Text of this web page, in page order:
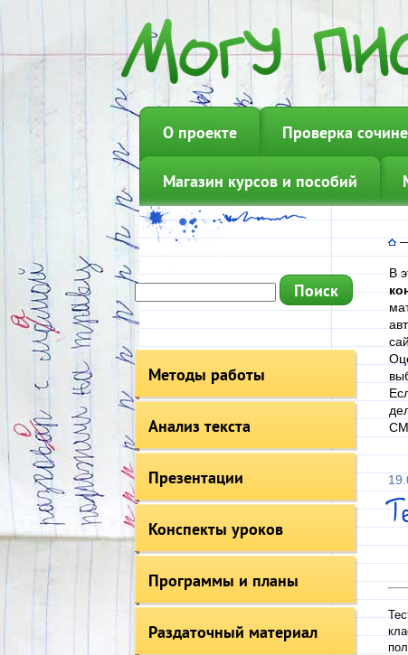
О проекте Проверка
Магазин курсов и пособий
Методы работы
Анализ текста
Презентации
Конспекты уроков
Программы и планы
Раздаточный материал
В